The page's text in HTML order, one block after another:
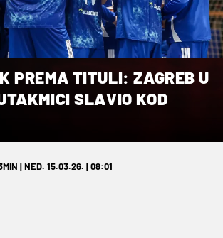
PREMA TITULI: ZAGREB U
SLAVIO KOD
| NED. 15.03.26. | 08:01